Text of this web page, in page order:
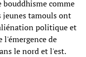
comme
jeunes tamouls ont
politique et
l'émergence de
le nord et l'est.